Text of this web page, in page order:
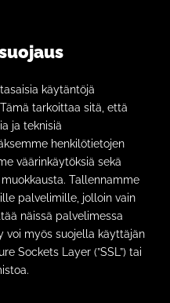
käytäntöjä
tarkoittaa sitä, että
ja teknisiä
henkilötietojen
väärinkäytöksiä sekä
Tallennamme
palvelimille, jolloin vain
näissä palvelimessa
voi myös suojella käyttäjän
Sockets Layer (”SSL”) tai